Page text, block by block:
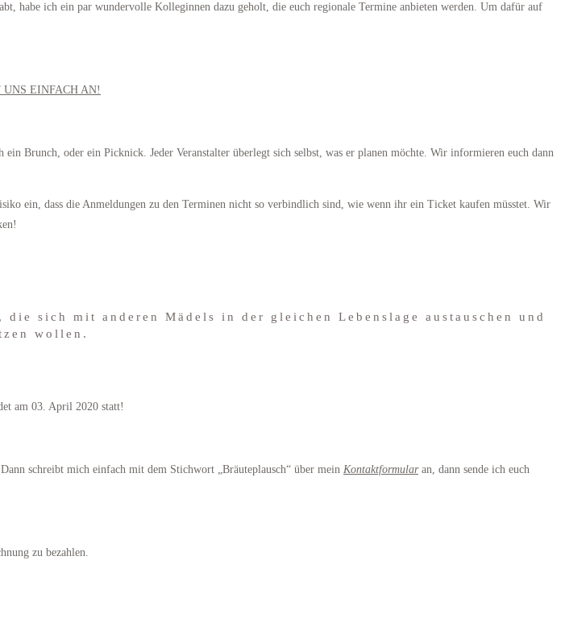
habe ich ein par wundervolle Kolleginnen dazu geholt, die euch regionale Termine anbieten werden. Um dafür auf
UNS EINFACH AN!
Brunch, oder ein Picknick. Jeder Veranstalter überlegt sich selbst, was er planen möchte. Wir informieren euch dann
ein, dass die Anmeldungen zu den Terminen nicht so verbindlich sind, wie wenn ihr ein Ticket kaufen müsstet. Wir
sich mit anderen Mädels in der gleichen Lebenslage austauschen und
wollen.
am 03. April 2020 statt!
schreibt mich einfach mit dem Stichwort „Bräuteplausch“ über mein Kontaktformularan, dann sende ich euch
zu bezahlen.